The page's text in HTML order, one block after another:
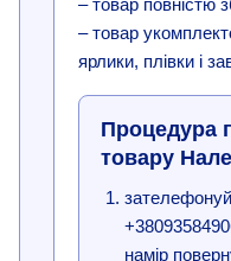
– товар повністю
– товар
ярлики, плівки і
Процедура
товару
намір